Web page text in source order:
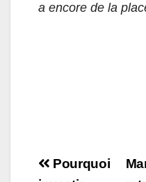
a encore de la
Pourquoi